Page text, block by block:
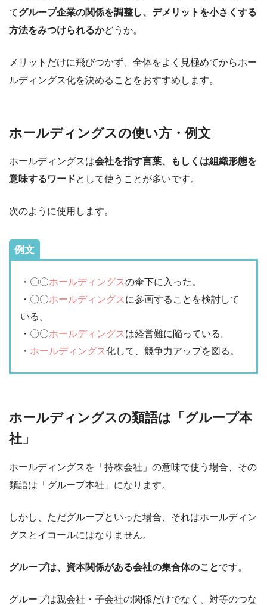
てグループ企業の関係を調整し、デメリットを小さくする
方法をみつけられるかどうか。
メリットだけに飛びつかず、全体をよく見極めてからホー
ルディングス化を決めることをおすすめします。
ホールディングスの使い方・例文
ホールディングスは会社を指す言葉、もしくは組織形態を
意味するワードとして使うことが多いです。
次のように使用します。
例文
・〇〇ホールディングスの傘下に入った。
・〇〇ホールディングス に参画することを検討して
いる。
・〇〇ホールディングス は経営難に陥っている。
・ ホールディングス化して、競争力アップを図る。
ホールディングスの類語は「グループ本
社」
ホールディングスを「持株会社」の意味で使う場合、その
類語は「グループ本社」になります。
しかし、ただグループといった場合、それはホールディン
グスとイコールにはなりません。
グループは、資本関係がある会社の集合体のことです。
グループは親会社・子会社の関係だけでなく、対等のつな